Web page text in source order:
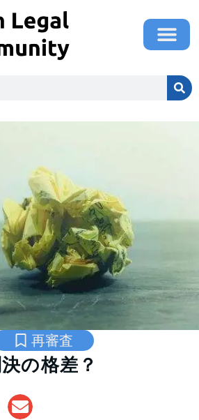
再審査
の格差？